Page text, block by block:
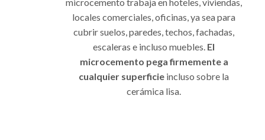
locales comerciales, oficinas, ya sea para
cubrir suelos, paredes, techos, fachadas,
escaleras e incluso muebles. El
microcemento pega firmemente a
cualquier superficie incluso sobre la
cerámica lisa.